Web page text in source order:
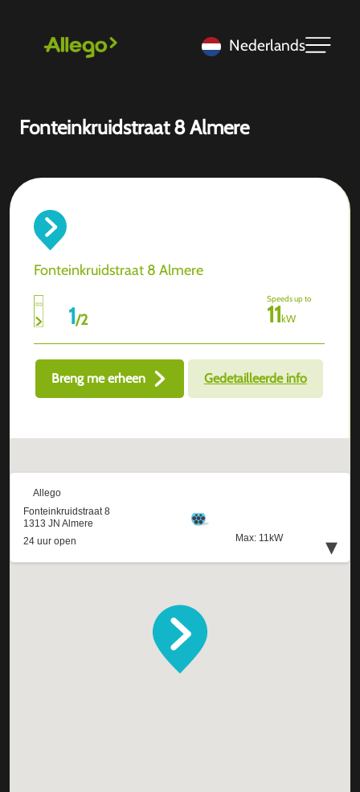
Nederlands
Fonteinkruidstraat 8 Almere
Fonteinkruidstraat 8 Almere
1/2
Speeds up to
11kW
Breng me erheen Gedetailleerde info